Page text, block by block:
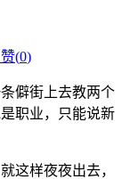
赞(0)
僻街上去教两个
职业，只能说新
这样夜夜出去，